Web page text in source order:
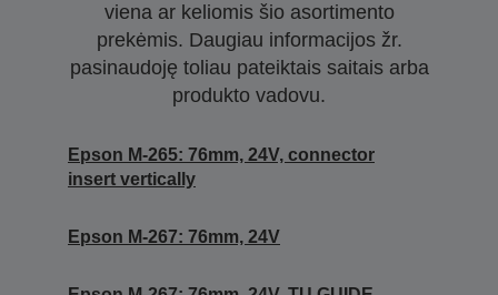
viena ar keliomis šio asortimento
prekėmis. Daugiau informacijos žr.
pasinaudoję toliau pateiktais saitais arba
produkto vadovu.
Epson M-265: 76mm, 24V, connector
insert vertically
Epson M-267: 76mm, 24V